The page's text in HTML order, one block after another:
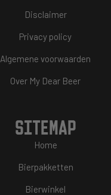
Disclaimer
Privacy policy
Algemene voorwaarden
Over My Dear Beer
SITEMAP
Home
Bierpakketten
Bierwinkel